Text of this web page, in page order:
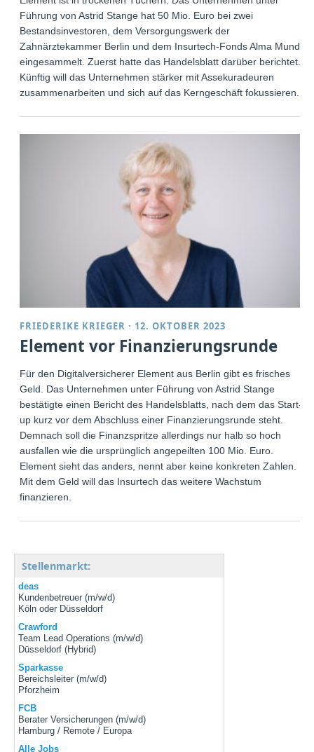
Führung von Astrid Stange hat 50 Mio. Euro bei zwei
Bestandsinvestoren, dem Versorgungswerk der
Zahnärztekammer Berlin und dem Insurtech-Fonds Alma Mundi,
eingesammelt. Zuerst hatte das Handelsblatt darüber berichtet.
Künftig will das Unternehmen stärker mit Assekuradeuren
zusammenarbeiten und sich auf das Kerngeschäft fokussieren.
FRIEDERIKE KRIEGER · 12. OKTOBER 2023
Element vor Finanzierungsrunde
Für den Digitalversicherer Element aus Berlin gibt es frisches
Geld. Das Unternehmen unter Führung von Astrid Stange
bestätigte einen Bericht des Handelsblatts, nach dem das Start-
up kurz vor dem Abschluss einer Finanzierungsrunde steht.
Demnach soll die Finanzspritze allerdings nur halb so hoch
ausfallen wie die ursprünglich angepeilten 100 Mio. Euro.
Element sieht das anders, nennt aber keine konkreten Zahlen.
Mit dem Geld will das Insurtech das weitere Wachstum
finanzieren.
Stellenmarkt:
deas
Kundenbetreuer (m/w/d)
Köln oder Düsseldorf
Crawford
Team Lead Operations (m/w/d)
Düsseldorf (Hybrid)
Sparkasse
Bereichsleiter (m/w/d)
Pforzheim
FCB
Berater Versicherungen (m/w/d)
Hamburg / Remote / Europa
Alle Jobs